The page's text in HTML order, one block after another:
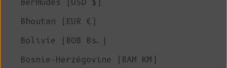
Bermudes (USD $)
Bhoutan (EUR €)
Bolivie (BOB Bs.)
Bosnie-Herzégovine (BAM КМ)